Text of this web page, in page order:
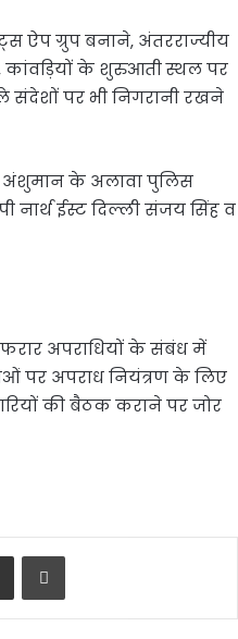
ऐप ग्रुप बनाने, अंतरराज्यीय
कांवड़ियों के शुरुआती स्थल पर
संदेशों पर भी निगरानी रखने
अंशुमान के अलावा पुलिस
नार्थ ईस्ट दिल्ली संजय सिंह व
अपराधियों के संबंध में
पर अपराध नियंत्रण के लिए
की बैठक कराने पर जोर
Share via Email Print